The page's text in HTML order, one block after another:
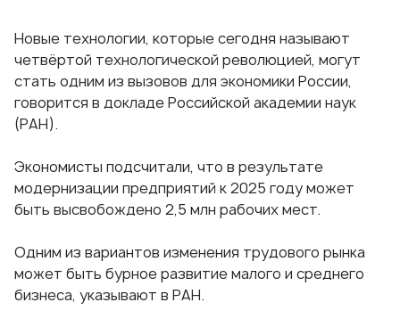
Новые технологии, которые сегодня называют
четвёртой технологической революцией, могут
стать одним из вызовов для экономики России,
говорится в докладе Российской академии наук
(РАН).
Экономисты подсчитали, что в результате
модернизации предприятий к 2025 году может
быть высвобождено 2,5 млн рабочих мест.
Одним из вариантов изменения трудового рынка
может быть бурное развитие малого и среднего
бизнеса, указывают в РАН.